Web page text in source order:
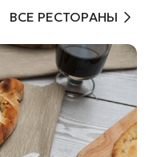
ВСЕ РЕСТОРАНЫ